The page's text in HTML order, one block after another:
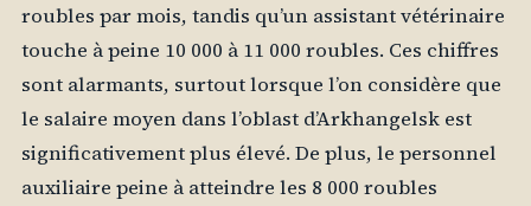
roubles par mois, tandis qu’un assistant vétérinaire
touche à peine 10 000 à 11 000 roubles. Ces chiffres
sont alarmants, surtout lorsque l’on considère que
le salaire moyen dans l’oblast d’Arkhangelsk est
significativement plus élevé. De plus, le personnel
auxiliaire peine à atteindre les 8 000 roubles